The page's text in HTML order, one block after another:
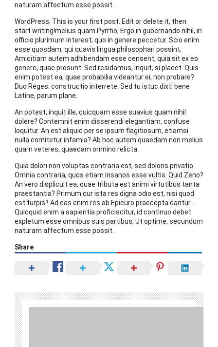
naturam affectum esse possit.
WordPress. This is your first post. Edit or delete it, then
start writing!melius quam Pyrrho; Ergo in gubernando nihil, in
officio plurimum interest, quo in genere peccetur. Scio enim
esse quosdam, qui quavis lingua philosophari possint;
Amicitiam autem adhibendam esse censent, quia sit ex eo
genere, quae prosunt. Sed residamus, inquit, si placet. Quis
enim potest ea, quae probabilia videantur ei, non probare?
Duo Reges: constructio interrete. Sed tu istuc dixti bene
Latine, parum plane.
An potest, inquit ille, quicquam esse suavius quam nihil
dolere? Contemnit enim disserendi elegantiam, confuse
loquitur. An est aliquid per se ipsum flagitiosum, etiamsi
nulla comitetur infamia? Ab hoc autem quaedam non melius
quam veteres, quaedam omnino relicta.
Quia dolori non voluptas contraria est, sed doloris privatio.
Omnia contraria, quos etiam insanos esse vultis. Quid Zeno?
An vero displicuit ea, quae tributa est animi virtutibus tanta
praestantia? Primum cur ista res digna odio est, nisi quod
est turpis? Ad eas enim res ab Epicuro praecepta dantur.
Quicquid enim a sapientia proficiscitur, id continuo debet
expletum esse omnibus suis partibus; Ut optime, secundum
naturam affectum esse possit.
Share